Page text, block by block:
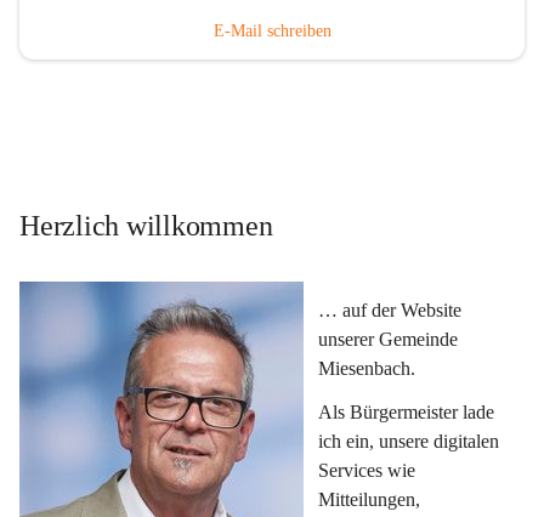
E-Mail schreiben
Herzlich willkommen
… auf der Website
unserer Gemeinde
Miesenbach.
Als Bürgermeister lade
ich ein, unsere digitalen
Services wie
Mitteilungen,